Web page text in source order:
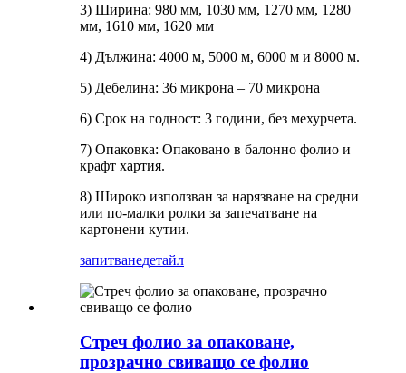
3) Ширина: 980 мм, 1030 мм, 1270 мм, 1280
мм, 1610 мм, 1620 мм
4) Дължина: 4000 м, 5000 м, 6000 м и 8000 м.
5) Дебелина: 36 микрона – 70 микрона
6) Срок на годност: 3 години, без мехурчета.
7) Опаковка: Опаковано в балонно фолио и
крафт хартия.
8) Широко използван за нарязване на средни
или по-малки ролки за запечатване на
картонени кутии.
запитванедетайл
Стреч фолио за опаковане,
прозрачно свиващо се фолио